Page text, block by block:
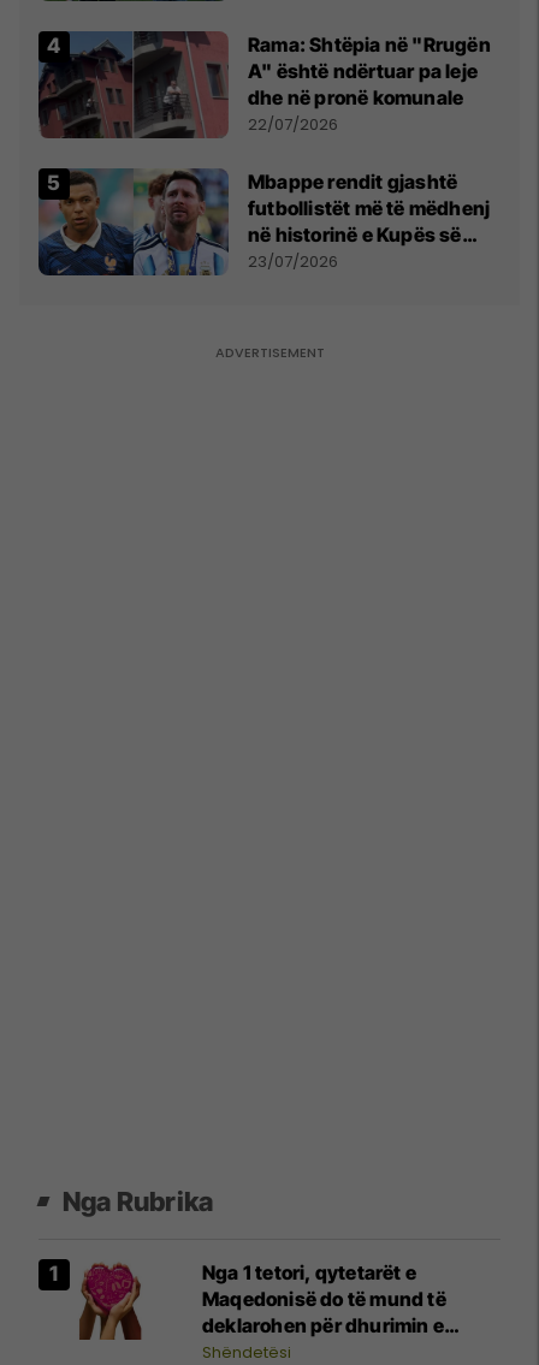
Rama: Shtëpia në "Rrugën
A" është ndërtuar pa leje
dhe në pronë komunale
22/07/2026
Mbappe rendit gjashtë
futbollistët më të mëdhenj
në historinë e Kupës së
Botës, Messi mbetet i dyti
23/07/2026
Nga Rubrika
Nga 1 tetori, qytetarët e
Maqedonisë do të mund të
deklarohen për dhurimin e
organeve te mjeku amë
Shëndetësi